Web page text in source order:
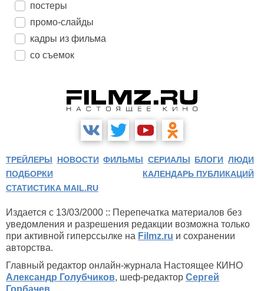
постеры
промо-слайды
кадры из фильма
со съемок
ТРЕЙЛЕРЫ НОВОСТИ ФИЛЬМЫ СЕРИАЛЫ БЛОГИ ЛЮДИ
ПОДБОРКИ
КАЛЕНДАРЬ ПУБЛИКАЦИЙ
СТАТИСТИКА MAIL.RU
Издается с 13/03/2000 :: Перепечатка материалов без
уведомления и разрешения редакции возможна только
при активной гиперссылке на Filmz.ru и сохранении
авторства.
Главный редактор онлайн-журнала Настоящее КИНО
Александр Голубчиков, шеф-редактор Сергей
Горбачев